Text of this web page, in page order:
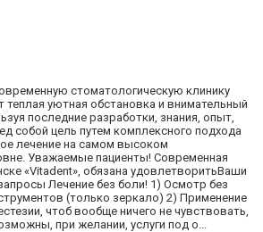
стоматологическую клинику
теплая уютная обстановка и внимательный
последние разработки, знания, опыт,
собой цель путем комплексного подхода
лечение на самом высоком
Уважаемые пациенты! Современная
«Vitadent», обязана удовлетворитьВаши
Лечение без боли! 1) Осмотр без
(только зеркало) 2) Применение
чтоб вообще ничего не чувствовать,
при желании, услуги под о...